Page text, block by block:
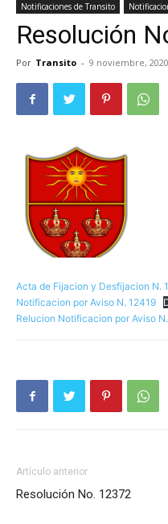
Notificaciones de Transito
Resolución
Por Transito - 9 noviembre, 2020
Acta de Fijacion y Desfijacion N.
Notificacion por Aviso N. 12419
Relucion Notificacion por Aviso
Artículo anterior
Resolución No. 12372